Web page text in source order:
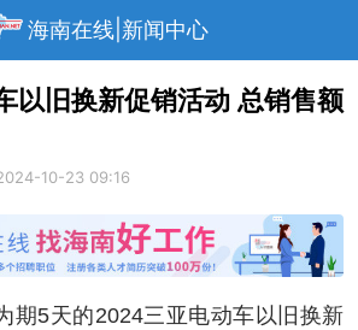
海南在线|新闻中心
房产
以旧换新促销活动 总销售额
10-23 09:16
5天的2024三亚电动车以旧换新